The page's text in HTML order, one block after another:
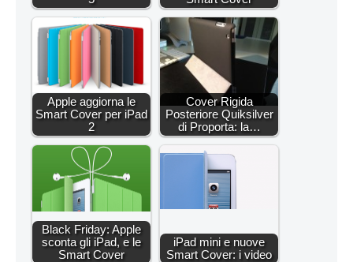
Apple aggiorna le
Smart Cover per iPad
2
Cover Rigida
Posteriore Quiksilver
di Proporta: la…
Black Friday: Apple
sconta gli iPad, e le
Smart Cover
iPad mini e nuove
Smart Cover: i video